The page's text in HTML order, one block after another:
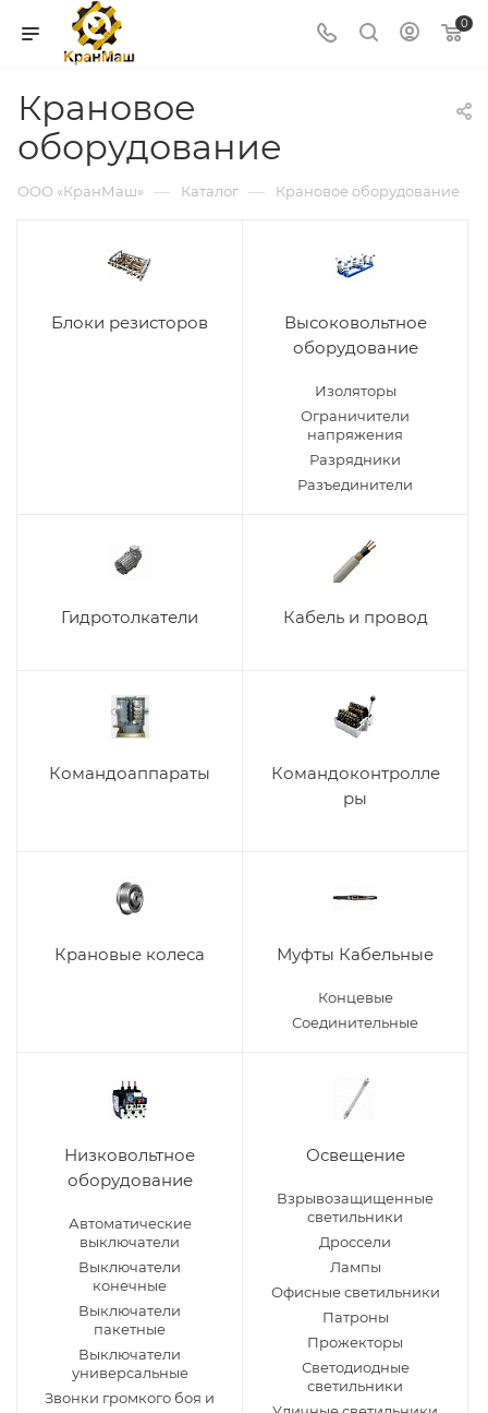
0
Крановое
оборудование
ООО «КранМаш» — Каталог — Крановое оборудование
Блоки резисторов
Высоковольтное
оборудование
Изоляторы
Ограничители
напряжения
Разрядники
Разъединители
Гидротолкатели Кабель и провод
Командоаппараты
Командоконтролле
ры
Крановые колеса Муфты Кабельные
Концевые
Соединительные
Низковольтное
оборудование
Автоматические
выключатели
Выключатели
конечные
Выключатели
пакетные
Выключатели
универсальные
Звонки громкого боя и
Освещение
Взрывозащищенные
светильники
Дроссели
Лампы
Офисные светильники
Патроны
Прожекторы
Светодиодные
светильники